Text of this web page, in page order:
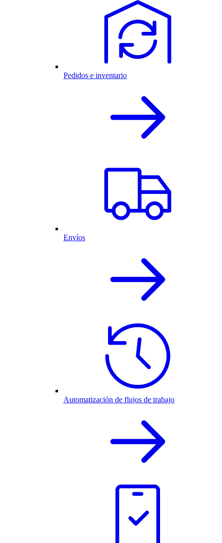
Pedidos e inventario
Envíos
Automatización de flujos de trabajo